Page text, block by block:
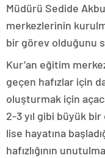
Müdürü Sedide
merkezlerinin
bir görev olduğunu
Kur’an eğitim
geçen hafızlar için
oluşturmak için
2-3 yıl gibi büyük bir
lise hayatına
hafızlığının